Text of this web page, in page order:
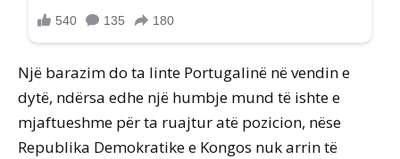
Një barazim do ta linte Portugalinë në vendin e
dytë, ndërsa edhe një humbje mund të ishte e
mjaftueshme për ta ruajtur atë pozicion, nëse
Republika Demokratike e Kongos nuk arrin të